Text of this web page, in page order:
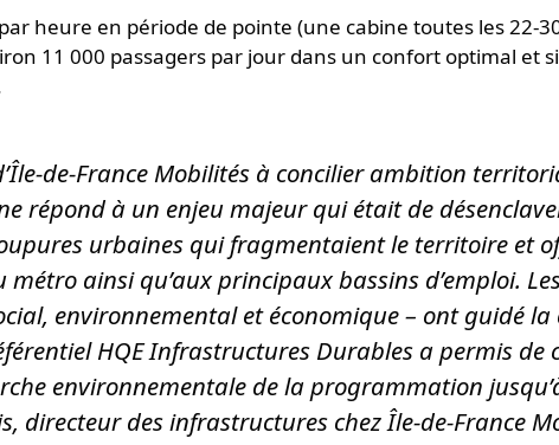
heure en période de pointe (une cabine toutes les 22-
11 000 passagers par jour dans un confort optimal et
de-France Mobilités à concilier ambition
répond à un enjeu majeur qui était de
urbaines qui fragmentaient le territoire et
ainsi qu’aux principaux bassins d’emploi.
environnemental et économique – ont guidé
HQE Infrastructures Durables a permis de
environnementale de la programmation
directeur des infrastructures chez Île-de-France